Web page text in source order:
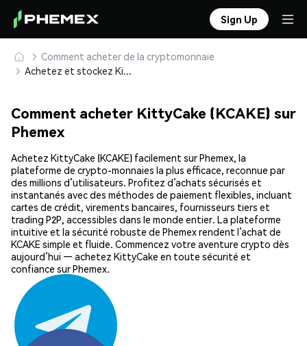
Sign Up
Comment acheter de la cryptomonnaie
Achetez et stockez KittyCake (KCAKE) en toute sécurité
Comment acheter KittyCake (KCAKE) sur
Phemex
Achetez KittyCake (KCAKE) facilement sur Phemex, la
plateforme de crypto-monnaies la plus efficace, reconnue par
des millions d’utilisateurs. Profitez d’achats sécurisés et
instantanés avec des méthodes de paiement flexibles, incluant
cartes de crédit, virements bancaires, fournisseurs tiers et
trading P2P, accessibles dans le monde entier. La plateforme
intuitive et la sécurité robuste de Phemex rendent l’achat de
KCAKE simple et fluide. Commencez votre aventure crypto dès
aujourd’hui — achetez KittyCake en toute sécurité et
confiance sur Phemex.